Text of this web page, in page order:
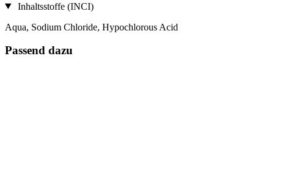
Inhaltsstoffe (INCI)
Aqua, Sodium Chloride, Hypochlorous Acid
Passend dazu